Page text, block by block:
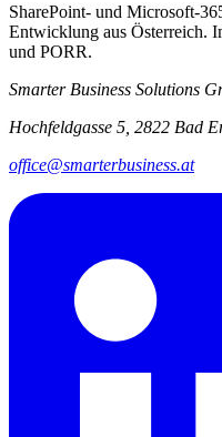
SharePoint- und Microsoft-
Entwicklung aus Österreich.
und PORR.
Smarter Business Solutions
Hochfeldgasse 5, 2822 Bad
office@smarterbusiness.at